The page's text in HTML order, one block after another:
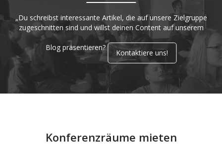
„Du schreibst interessante Artikel, die auf unsere Zielgruppe
zugeschnitten sind und willst deinen Content auf unserem
Blog präsentieren?
Kontaktiere uns!
Konferenzräume mieten